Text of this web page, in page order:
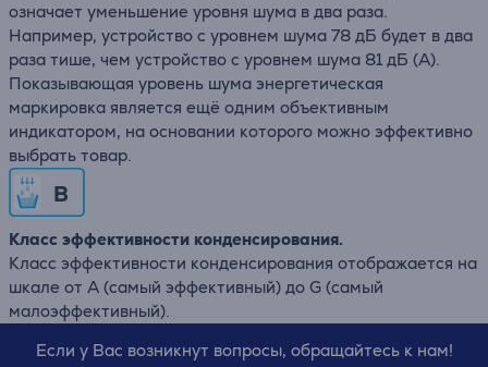
означает уменьшение уровня шума в два раза.
Например, устройство с уровнем шума 78 дБ будет в два
раза тише, чем устройство с уровнем шума 81 дБ (А).
Показывающая уровень шума энергетическая
маркировка является ещё одним объективным
индикатором, на основании которого можно эффективно
выбрать товар.
B
Класс эффективности конденсирования.
Класс эффективности конденсирования отображается на
шкале от А (самый эффективный) до G (самый
малоэффективный).
Если у Вас возникнут вопросы, обращайтесь к нам!